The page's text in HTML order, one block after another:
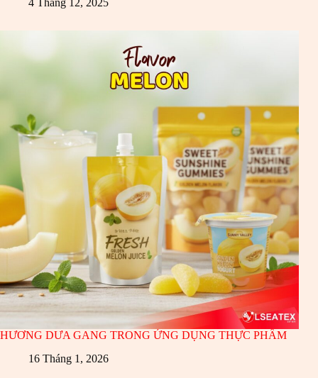
4 Tháng 12, 2025
HƯƠNG DƯA GANG TRONG ỨNG DỤNG THỰC PHẨM
16 Tháng 1, 2026